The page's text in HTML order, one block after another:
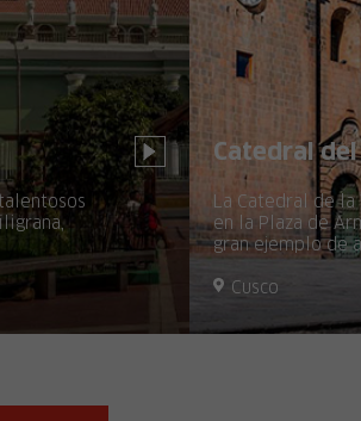
Catedral del
La Catedral de la
en la Plaza de
gran ejemplo de
Cusco